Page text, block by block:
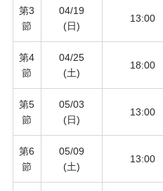
第3
節
04/19
(日)
13:00
第4
節
04/25
(土)
18:00
第5
節
05/03
(日)
13:00
第6
節
05/09
(土)
13:00